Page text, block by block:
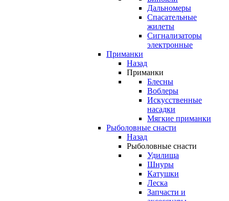
Дальномеры
Спасательные
жилеты
Сигнализаторы
электронные
Приманки
Назад
Приманки
Блесны
Воблеры
Искусственные
насадки
Мягкие приманки
Рыболовные снасти
Назад
Рыболовные снасти
Удилища
Шнуры
Катушки
Леска
Запчасти и